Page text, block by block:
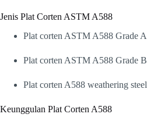
Jenis Plat Corten ASTM A588
Plat corten ASTM A588 Grade A
Plat corten ASTM A588 Grade B
Plat corten A588 weathering steel
Keunggulan Plat Corten A588